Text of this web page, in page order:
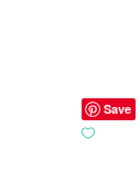
Save